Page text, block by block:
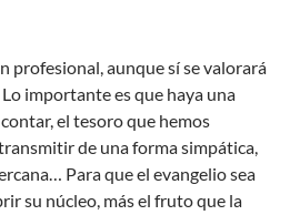
profesional, aunque sí se valorará
importante es que haya una
el tesoro que hemos
de una forma simpática,
Para que el evangelio sea
su núcleo, más el fruto que la